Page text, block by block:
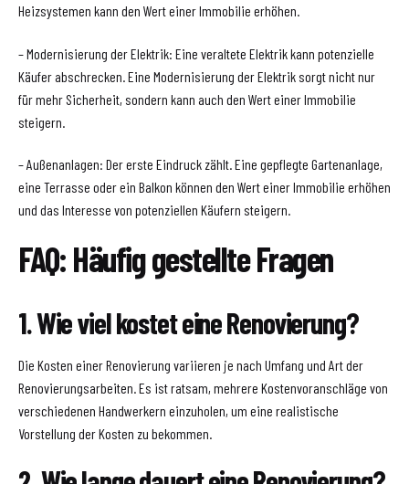
Heizsystemen kann den Wert einer Immobilie erhöhen.
– Modernisierung der Elektrik: Eine veraltete Elektrik kann potenzielle
Käufer abschrecken. Eine Modernisierung der Elektrik sorgt nicht nur
für mehr Sicherheit, sondern kann auch den Wert einer Immobilie
steigern.
– Außenanlagen: Der erste Eindruck zählt. Eine gepflegte Gartenanlage,
eine Terrasse oder ein Balkon können den Wert einer Immobilie erhöhen
und das Interesse von potenziellen Käufern steigern.
FAQ: Häufig gestellte Fragen
1. Wie viel kostet eine Renovierung?
Die Kosten einer Renovierung variieren je nach Umfang und Art der
Renovierungsarbeiten. Es ist ratsam, mehrere Kostenvoranschläge von
verschiedenen Handwerkern einzuholen, um eine realistische
Vorstellung der Kosten zu bekommen.